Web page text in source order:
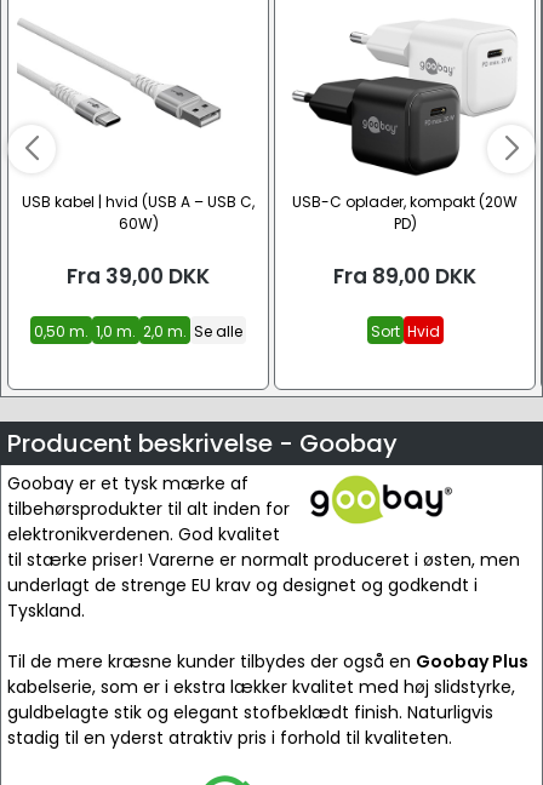
USB kabel | hvid (USB A – USB C,
60W)
Fra 39,00 DKK
0,50 m. 1,0 m. 2,0 m. Se alle
USB-C oplader, kompakt (20W
PD)
Fra 89,00 DKK
Sort Hvid
Producent beskrivelse - Goobay
Goobay er et tysk mærke af
tilbehørsprodukter til alt inden for
elektronikverdenen. God kvalitet
til stærke priser! Varerne er normalt produceret i østen, men
underlagt de strenge EU krav og designet og godkendt i
Tyskland.
Til de mere kræsne kunder tilbydes der også en Goobay Plus
kabelserie, som er i ekstra lækker kvalitet med høj slidstyrke,
guldbelagte stik og elegant stofbeklædt finish. Naturligvis
stadig til en yderst atraktiv pris i forhold til kvaliteten.